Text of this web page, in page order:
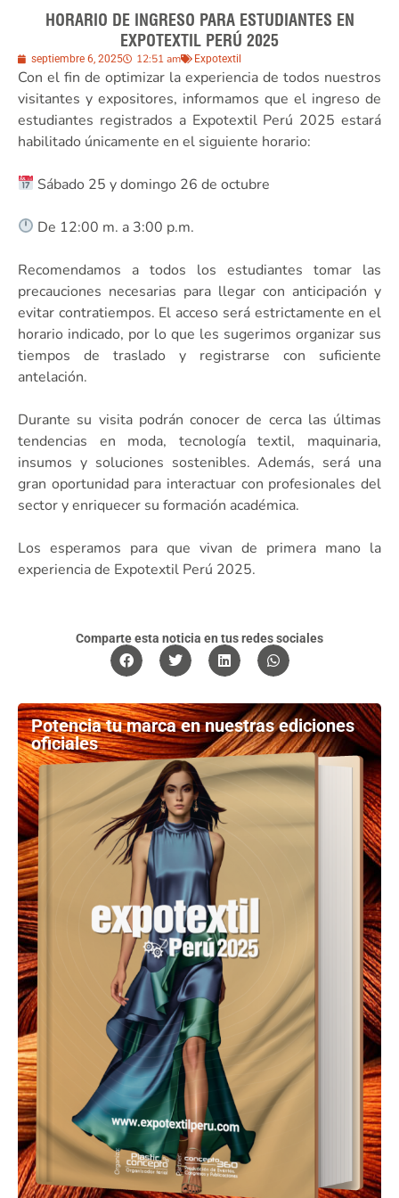
HORARIO DE INGRESO PARA ESTUDIANTES EN
EXPOTEXTIL PERÚ 2025
septiembre 6, 2025 12:51 am Expotextil
Con el fin de optimizar la experiencia de todos nuestros
visitantes y expositores, informamos que el ingreso de
estudiantes registrados a Expotextil Perú 2025 estará
habilitado únicamente en el siguiente horario:
Sábado 25 y domingo 26 de octubre
De 12:00 m. a 3:00 p.m.
Recomendamos a todos los estudiantes tomar las
precauciones necesarias para llegar con anticipación y
evitar contratiempos. El acceso será estrictamente en el
horario indicado, por lo que les sugerimos organizar sus
tiempos de traslado y registrarse con suficiente
antelación.
Durante su visita podrán conocer de cerca las últimas
tendencias en moda, tecnología textil, maquinaria,
insumos y soluciones sostenibles. Además, será una
gran oportunidad para interactuar con profesionales del
sector y enriquecer su formación académica.
Los esperamos para que vivan de primera mano la
experiencia de Expotextil Perú 2025.
Comparte esta noticia en tus redes sociales
Potencia tu marca en nuestras ediciones
oficiales